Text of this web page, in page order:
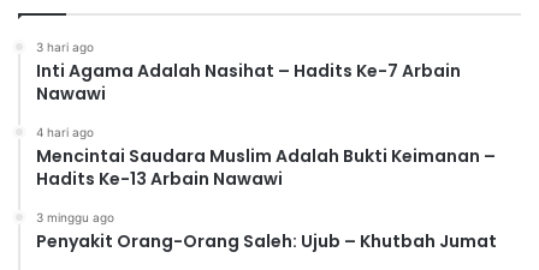
3 hari ago
Inti Agama Adalah Nasihat – Hadits Ke-7 Arbain
Nawawi
4 hari ago
Mencintai Saudara Muslim Adalah Bukti Keimanan –
Hadits Ke-13 Arbain Nawawi
3 minggu ago
Penyakit Orang-Orang Saleh: Ujub – Khutbah Jumat